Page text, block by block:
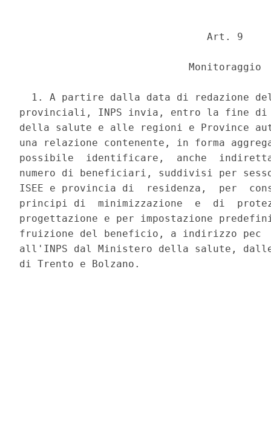
                               Art. 9
                            Monitoraggio
1. A partire dalla data di redazione
provinciali, INPS invia, entro la fine di
della salute e alle regioni e Province
una relazione contenente, in forma
possibile  identificare,  anche
numero di beneficiari, suddivisi per
ISEE e provincia di  residenza,  per
principi di  minimizzazione  e  di
progettazione e per impostazione
fruizione del beneficio, a indirizzo pec
all'INPS dal Ministero della salute,